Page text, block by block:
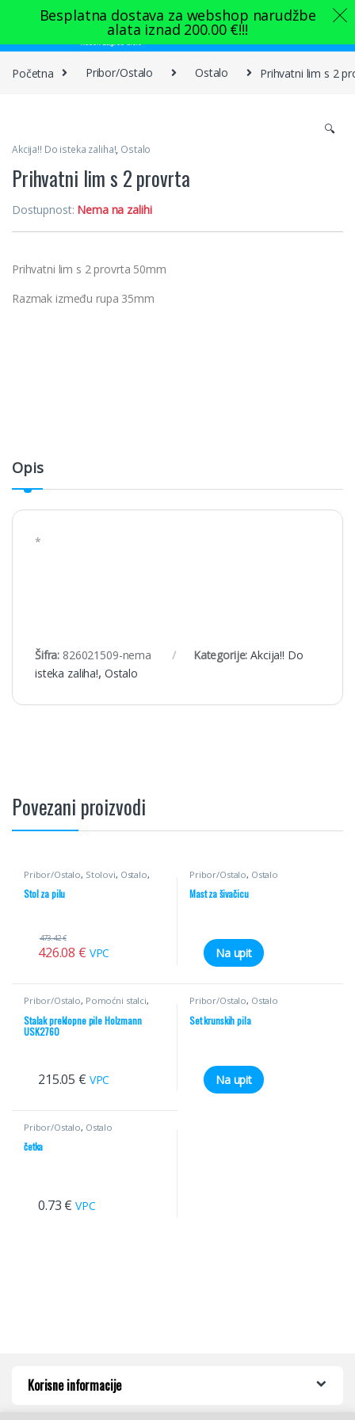
Skip to navigation
Skip to content
Početna Pribor/Ostalo Ostalo Prihvatni lim s 2
🔍
Akcija!! Do isteka zaliha!, Ostalo
Prihvatni lim s 2 provrta
Dostupnost: Nema na zalihi
Prihvatni lim s 2 provrta 50mm
Razmak između rupa 35mm
Opis
*
Šifra: 826021509-nema Kategorije:Akcija!! Do
isteka zaliha!, Ostalo
Povezani proizvodi
Pribor/Ostalo, Stolovi, Ostalo,
Stol za pilu
426.08 €
473.42€
VPC
Pribor/Ostalo, Ostalo
Mast za šivačicu
Na upit
Pribor/Ostalo, Pomoćni stalci,
Stalak preklopne pile Holzmann
USK2760
215.05 € VPC
Pribor/Ostalo, Ostalo
Set krunskih pila
Na upit
Pribor/Ostalo, Ostalo
četka
0.73 € VPC
Korisne informacije
Besplatna dostava za webshop narudžbe
alata iznad 200.00 €!!!